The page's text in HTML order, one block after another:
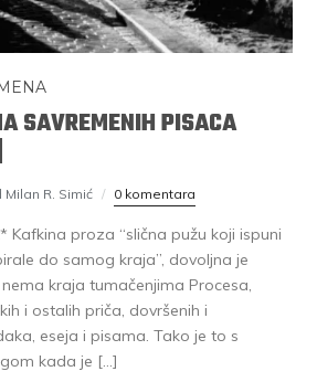
SAVREMENIH PISACA
Milan R. Simić 0 komentara
Kafkina proza “slična pužu koji ispuni
do samog kraja”, dovoljna je
kraja tumačenjima Procesa,
i ostalih priča, dovršenih i
eseja i pisama. Tako je to s
kada je […]